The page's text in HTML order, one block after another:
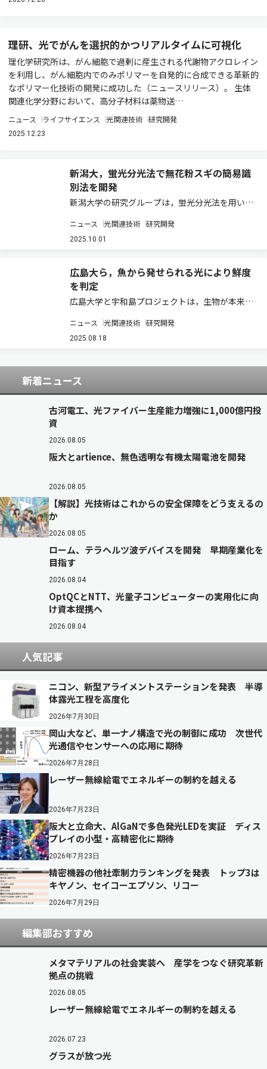
理研、光でがんを選択的かつリアルタイムに可視化
理化学研究所は、がん細胞で過剰に産生される代謝物アクロレイン
を利用し、がん細胞内でのみポリマーを自発的に合成できる革新的
なポリマー化技術の開発に成功した（ニュースリリース）。 生体
関連化学分野において、高分子材料は薬物送…
ニュース ライフサイエンス 光関連技術 研究開発
2025.12.23
新潟大，蛍光分光法で無花粉スギの簡易識
別法を開発
新潟大学の研究グループは，蛍光分光法を用いた
リリース）。 無花粉スギの花粉を飛ばさない性質
は，雄性不稔遺伝子と呼ばれる1つの潜性遺伝子
ニュース 光関連技術 研究開発
2025.10.01
広島大ら，魚から発せられる光により鮮度
を判定
広島大学と宇和島プロジェクトは，生物が本来持
により，鮮魚の鮮度を非破壊的かつ定量的に評価
できる可能性を調査し，少なくとも，トラウトサ
成…
ニュース 光関連技術 研究開発
2025.08.18
新着ニュース
古河電工、光ファイバー生産能力増強に1,000億円投
資
2026.08.05
阪大とartience、無色透明な有機太陽電池を開発
2026.08.05
【解説】光技術はこれからの安全保障をどう支えるの
か
2026.08.05
ローム、テラヘルツ波デバイスを開発 早期産業化を
目指す
2026.08.04
OptQCとNTT、光量子コンピューターの実用化に向
け資本提携へ
2026.08.04
人気記事
ニコン、新型アライメントステーションを発表 半導
体露光工程を高度化
2026年7月30日
岡山大など、単一ナノ構造で光の制御に成功 次世代
光通信やセンサーへの応用に期待
2026年7月28日
レーザー無線給電でエネルギーの制約を越える
2026年7月23日
阪大と立命大、AlGaNで多色発光LEDを実証 ディス
プレイの小型・高精密化に期待
2026年7月23日
精密機器の他社牽制力ランキングを発表 トップ3は
キヤノン、セイコーエプソン、リコー
2026年7月29日
編集部おすすめ
メタマテリアルの社会実装へ 産学をつなぐ研究革新
拠点の挑戦
2026.08.05
レーザー無線給電でエネルギーの制約を越える
2026.07.23
グラスが放つ光